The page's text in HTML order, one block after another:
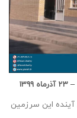
آینده این سرزمین